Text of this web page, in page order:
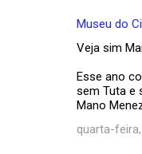
Museu do
Veja sim
Esse ano
sem Tuta e
Mano
quarta-